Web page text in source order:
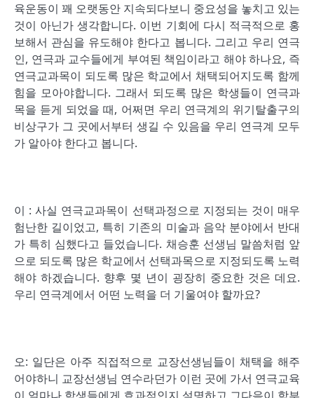
육운동이 꽤 오랫동안 지속되다보니 중요성을 놓치고 있는
것이 아닌가 생각합니다. 이번 기회에 다시 적극적으로 홍
보해서 관심을 유도해야 한다고 봅니다. 그리고 우리 연극
인, 연극과 교수들에게 부여된 책임이라고 해야 하나요, 즉
연극교과목이 되도록 많은 학교에서 채택되어지도록 함께
힘을 모아야합니다. 그래서 되도록 많은 학생들이 연극과
목을 듣게 되었을 때, 어쩌면 우리 연극계의 위기탈출구의
비상구가 그 곳에서부터 생길 수 있음을 우리 연극계 모두
가 알아야 한다고 봅니다.
이 : 사실 연극교과목이 선택과정으로 지정되는 것이 매우
험난한 길이었고, 특히 기존의 미술과 음악 분야에서 반대
가 특히 심했다고 들었습니다. 채승훈 선생님 말씀처럼 앞
으로 되도록 많은 학교에서 선택과목으로 지정되도록 노력
해야 하겠습니다. 향후 몇 년이 굉장히 중요한 것은 데요.
우리 연극계에서 어떤 노력을 더 기울여야 할까요?
오: 일단은 아주 직접적으로 교장선생님들이 채택을 해주
어야하니 교장선생님 연수라던가 이런 곳에 가서 연극교육